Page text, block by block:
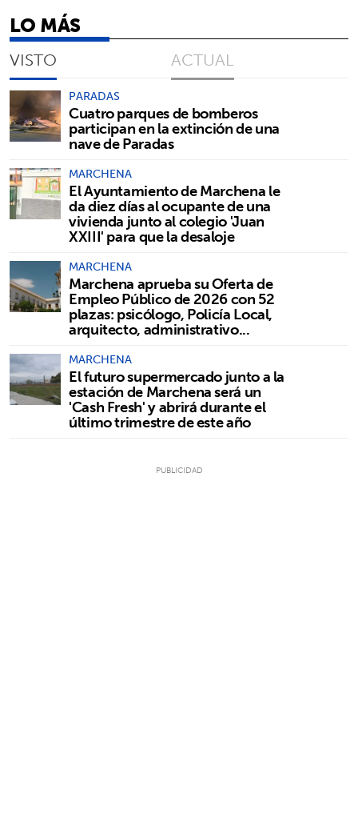
LO MÁS
VISTO ACTUAL
PARADAS
Cuatro parques de bomberos
participan en la extinción de una
nave de Paradas
MARCHENA
El Ayuntamiento de Marchena le
da diez días al ocupante de una
vivienda junto al colegio 'Juan
XXIII' para que la desaloje
MARCHENA
Marchena aprueba su Oferta de
Empleo Público de 2026 con 52
plazas: psicólogo, Policía Local,
arquitecto, administrativo...
MARCHENA
El futuro supermercado junto a la
estación de Marchena será un
'Cash Fresh' y abrirá durante el
último trimestre de este año